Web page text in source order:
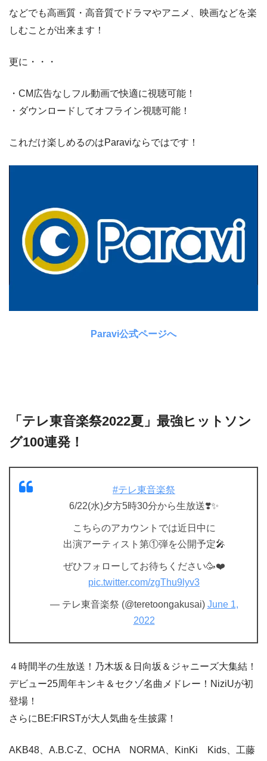
などでも高画質・高音質でドラマやアニメ、映画などを楽
しむことが出来ます！
更に・・・
・CM広告なしフル動画で快適に視聴可能！
・ダウンロードしてオフライン視聴可能！
これだけ楽しめるのはParaviならではです！
Paravi公式ページへ
「テレ東音楽祭2022夏」最強ヒットソン
グ100連発！
#テレ東音楽祭
6/22(水)夕方5時30分から生放送❣️✨
こちらのアカウントでは近日中に
出演アーティスト第①弾を公開予定🎤
ぜひフォローしてお待ちください🥳❤️
pic.twitter.com/zgThu9lyv3
— テレ東音楽祭 (@teretoongakusai) June 1,
2022
４時間半の生放送！乃木坂＆日向坂＆ジャニーズ大集結！
デビュー25周年キンキ＆セクゾ名曲メドレー！NiziUが初
登場！
さらにBE:FIRSTが大人気曲を生披露！
AKB48、A.B.C-Z、OCHA NORMA、KinKi Kids、工藤